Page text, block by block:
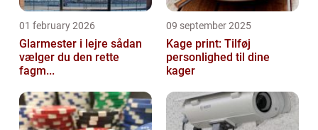
01 february 2026
Glarmester i lejre sådan
vælger du den rette
fagm...
09 september 2025
Kage print: Tilføj
personlighed til dine
kager